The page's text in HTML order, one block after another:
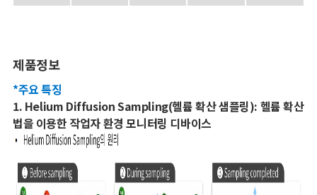
제품정보
*주요 특징
1. Helium Diffusion Sampling(헬륨 확산 샘플링): 헬륨 확산
법을 이용한 작업자 환경 모니터링 디바이스